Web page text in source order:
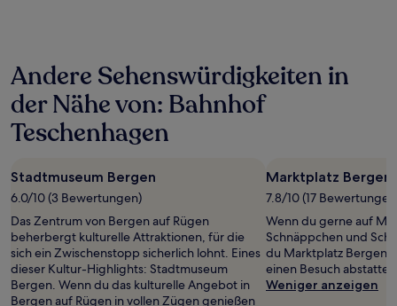
24 Stunden
für
einen
Aufenthalt
mit
2 Erwachsenen
gefunden
wurde.
Preise
und
Verfügbarkeiten
können
sich
Andere Sehenswürdigkeiten in
der Nähe von: Bahnhof
Teschenhagen
Stadtmuseum Bergen
6.0/10 (3 Bewertungen)
Das Zentrum von Bergen auf Rügen
beherbergt kulturelle Attraktionen, für die
sich ein Zwischenstopp sicherlich lohnt. Eines
dieser Kultur-Highlights: Stadtmuseum
Bergen. Wenn du das kulturelle Angebot in
Bergen auf Rügen in vollen Zügen genießen
Marktplatz Bergen
7.8/10 (17
Wenn du gerne auf
Schnäppchen und
du Marktplatz Bergen
einen Besuch
Weniger anzeigen